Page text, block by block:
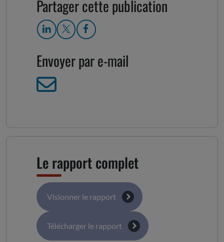
Partager cette publication
Envoyer par e-mail
Le rapport complet
Visionner le rapport
Télécharger le rapport